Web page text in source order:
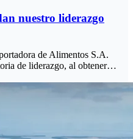
nuestro liderazgo
de Alimentos S.A.
de liderazgo, al obtener…